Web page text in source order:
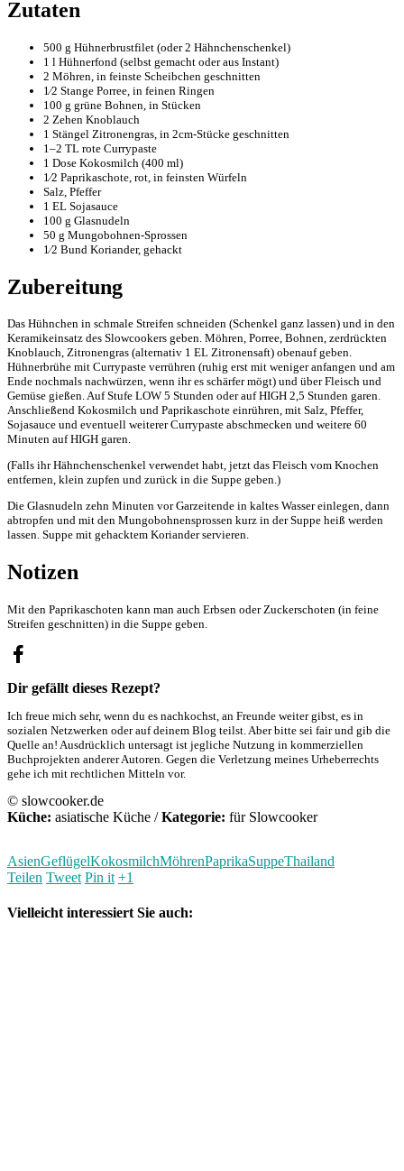
Zutaten
500 g Hühnerbrustfilet (oder 2 Hähnchenschenkel)
1 l Hühnerfond (selbst gemacht oder aus Instant)
2 Möhren, in feinste Scheibchen geschnitten
1⁄2 Stange Porree, in feinen Ringen
100 g grüne Bohnen, in Stücken
2 Zehen Knoblauch
1 Stängel Zitronengras, in 2cm-Stücke geschnitten
1–2 TL rote Currypaste
1 Dose Kokosmilch (400 ml)
1⁄2 Paprikaschote, rot, in feinsten Würfeln
Salz, Pfeffer
1 EL Sojasauce
100 g Glasnudeln
50 g Mungobohnen-Sprossen
1⁄2 Bund Koriander, gehackt
Zubereitung
Das Hühnchen in schmale Streifen schneiden (Schenkel ganz lassen) und in den
Keramikeinsatz des Slowcookers geben. Möhren, Porree, Bohnen, zerdrückten
Knoblauch, Zitronengras (alternativ 1 EL Zitronensaft) obenauf geben.
Hühnerbrühe mit Currypaste verrühren (ruhig erst mit weniger anfangen und am
Ende nochmals nachwürzen, wenn ihr es schärfer mögt) und über Fleisch und
Gemüse gießen. Auf Stufe LOW 5 Stunden oder auf HIGH 2,5 Stunden garen.
Anschließend Kokosmilch und Paprikaschote einrühren, mit Salz, Pfeffer,
Sojasauce und eventuell weiterer Currypaste abschmecken und weitere 60
Minuten auf HIGH garen.
(Falls ihr Hähnchenschenkel verwendet habt, jetzt das Fleisch vom Knochen
entfernen, klein zupfen und zurück in die Suppe geben.)
Die Glasnudeln zehn Minuten vor Garzeitende in kaltes Wasser einlegen, dann
abtropfen und mit den Mungobohnensprossen kurz in der Suppe heiß werden
lassen. Suppe mit gehacktem Koriander servieren.
Notizen
Mit den Paprikaschoten kann man auch Erbsen oder Zuckerschoten (in feine
Streifen geschnitten) in die Suppe geben.
Dir gefällt dieses Rezept?
Ich freue mich sehr, wenn du es nachkochst, an Freunde weiter gibst, es in
sozialen Netzwerken oder auf deinem Blog teilst. Aber bitte sei fair und gib die
Quelle an! Ausdrücklich untersagt ist jegliche Nutzung in kommerziellen
Buchprojekten anderer Autoren. Gegen die Verletzung meines Urheberrechts
gehe ich mit rechtlichen Mitteln vor.
© slowcooker.de
Küche: asiatische Küche / Kategorie: für Slowcooker
AsienGeflügelKokosmilchMöhrenPaprikaSuppeThailand
Teilen Tweet Pin it +1
Vielleicht interessiert Sie auch: